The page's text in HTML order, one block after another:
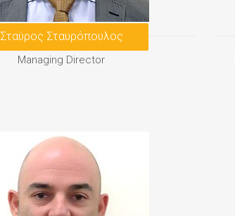
Σταύρος Σταυρόπουλος
Managing Director